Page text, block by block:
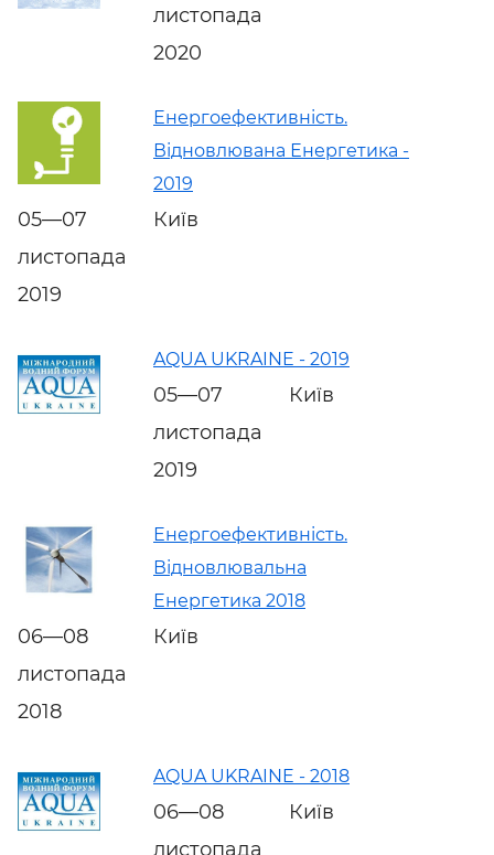
листопада
2020
Енергоефективність.
Відновлювана Енергетика -
2019
05—07
листопада
2019
Київ
AQUA UKRAINE - 2019
05—07
листопада
2019
Київ
Енергоефективність.
Відновлювальна
Енергетика 2018
06—08
листопада
2018
Київ
AQUA UKRAINE - 2018
06—08
листопада
Київ